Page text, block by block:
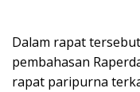
Dalam rapat
pembahasan
rapat paripurna